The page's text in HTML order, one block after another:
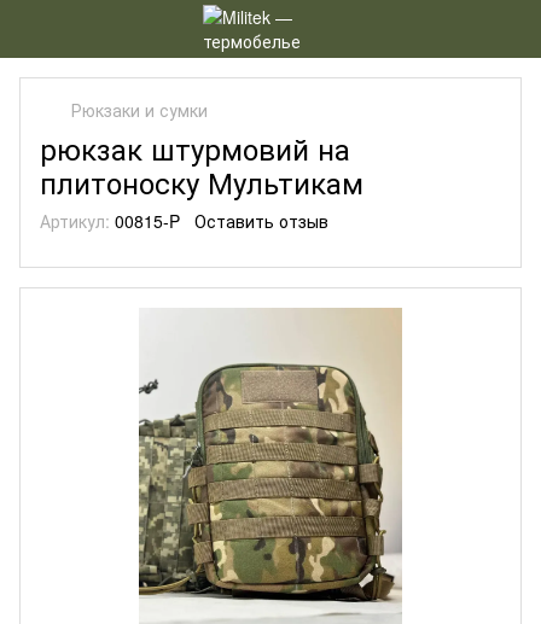
Рюкзаки и сумки
рюкзак штурмовий на
плитоноску Мультикам
Артикул: 00815-P Оставить отзыв